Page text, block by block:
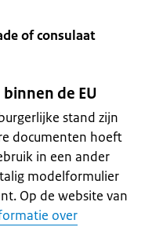
of consulaat
de EU
stand zijn
documenten hoeft
in een ander
modelformulier
Op de website van
over